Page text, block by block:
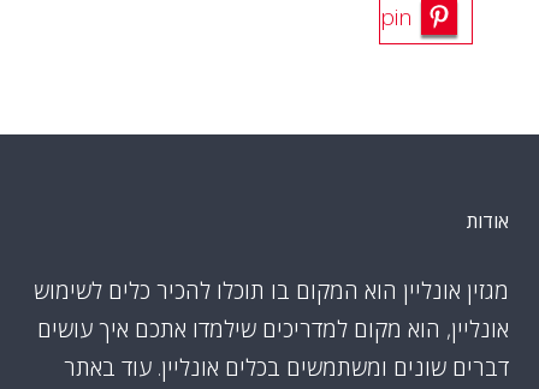
pin
אודות
מגזין אונליין הוא המקום בו תוכלו להכיר כלים לשימוש
אונליין, הוא מקום למדריכים שילמדו אתכם איך עושים
דברים שונים ומשתמשים בכלים אונליין. עוד באתר